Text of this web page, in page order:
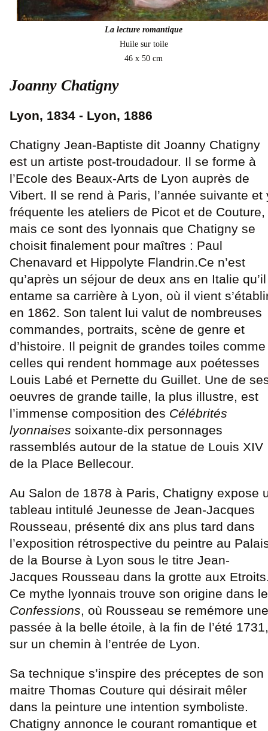
La lecture romantique
Huile sur toile
46 x 50 cm
Joanny Chatigny
Lyon, 1834 - Lyon, 1886
Chatigny Jean-Baptiste dit Joanny Chatigny
est un artiste post-troudadour. Il se forme à
l’Ecole des Beaux-Arts de Lyon auprès de
Vibert. Il se rend à Paris, l’année suivante et
fréquente les ateliers de Picot et de Couture,
mais ce sont des lyonnais que Chatigny se
choisit finalement pour maîtres : Paul
Chenavard et Hippolyte Flandrin.Ce n’est
qu’après un séjour de deux ans en Italie qu’il
entame sa carrière à Lyon, où il vient
en 1862. Son talent lui valut de nombreuses
commandes, portraits, scène de genre et
d’histoire. Il peignit de grandes toiles comme
celles qui rendent hommage aux poétesses
Louis Labé et Pernette du Guillet. Une de
oeuvres de grande taille, la plus illustre, est
l’immense composition des Célébrités
lyonnaises soixante-dix personnages
rassemblés autour de la statue de Louis XIV
de la Place Bellecour.
Au Salon de 1878 à Paris, Chatigny expose
tableau intitulé Jeunesse de Jean-Jacques
Rousseau, présenté dix ans plus tard dans
l’exposition rétrospective du peintre au
de la Bourse à Lyon sous le titre Jean-
Jacques Rousseau dans la grotte aux
Ce mythe lyonnais trouve son origine dans
Confessions, où Rousseau se remémore une
passée à la belle étoile, à la fin de l’été 1731,
sur un chemin à l’entrée de Lyon.
Sa technique s’inspire des préceptes de son
maitre Thomas Couture qui désirait mêler
dans la peinture une intention symboliste.
Chatigny annonce le courant romantique et